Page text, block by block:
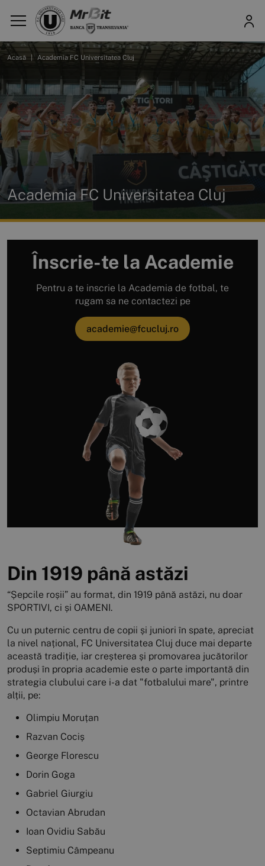
Acasă Academia FC Universitatea Cluj
Academia FC Universitatea Cluj
Înscrie-te la Academie
Pentru a te inscrie la Academia de fotbal, te
rugam sa ne contactezi pe
academie@fcucluj.ro
Din 1919 până astăzi
“Șepcile roșii” au format, din 1919 până astăzi, nu doar
SPORTIVI, ci și OAMENI.
Cu un puternic centru de copii și juniori în spate, apreciat
la nivel național, FC Universitatea Cluj duce mai departe
această tradiție, iar creșterea și promovarea jucătorilor
produși în propria academie este o parte importantă din
strategia clubului care i-a dat "fotbalului mare", printre
alții, pe:
Olimpiu Moruțan
Razvan Cociș
George Florescu
Dorin Goga
Gabriel Giurgiu
Octavian Abrudan
Ioan Ovidiu Sabău
Septimiu Câmpeanu